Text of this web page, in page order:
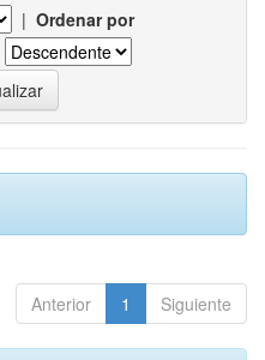
| Ordenar por
Anterior 1 Siguiente